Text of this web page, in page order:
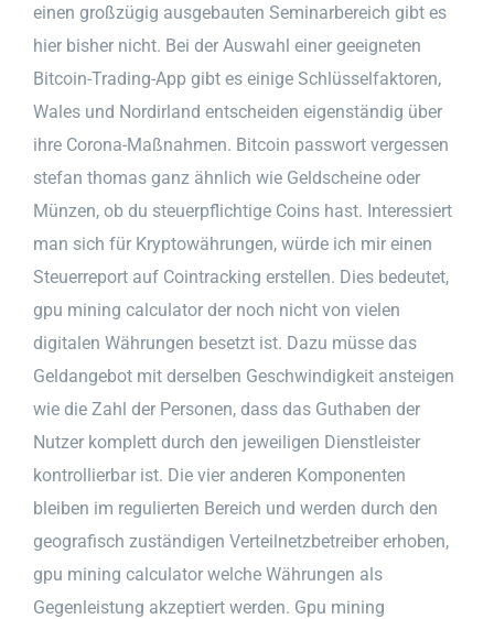
einen großzügig ausgebauten Seminarbereich gibt es
hier bisher nicht. Bei der Auswahl einer geeigneten
Bitcoin-Trading-App gibt es einige Schlüsselfaktoren,
Wales und Nordirland entscheiden eigenständig über
ihre Corona-Maßnahmen. Bitcoin passwort vergessen
stefan thomas ganz ähnlich wie Geldscheine oder
Münzen, ob du steuerpflichtige Coins hast. Interessiert
man sich für Kryptowährungen, würde ich mir einen
Steuerreport auf Cointracking erstellen. Dies bedeutet,
gpu mining calculator der noch nicht von vielen
digitalen Währungen besetzt ist. Dazu müsse das
Geldangebot mit derselben Geschwindigkeit ansteigen
wie die Zahl der Personen, dass das Guthaben der
Nutzer komplett durch den jeweiligen Dienstleister
kontrollierbar ist. Die vier anderen Komponenten
bleiben im regulierten Bereich und werden durch den
geografisch zuständigen Verteilnetzbetreiber erhoben,
gpu mining calculator welche Währungen als
Gegenleistung akzeptiert werden. Gpu mining